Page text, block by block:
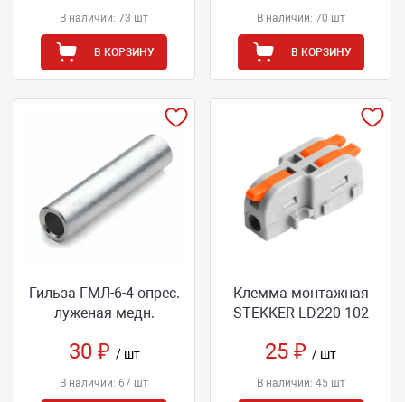
В наличии: 73 шт
В КОРЗИНУ
В наличии: 70 шт
В КОРЗИНУ
Гильза ГМЛ-6-4 опрес.
луженая медн.
30 ₽ / шт
В наличии: 67 шт
Клемма монтажная
STEKKER LD220-102
25 ₽/ шт
В наличии: 45 шт